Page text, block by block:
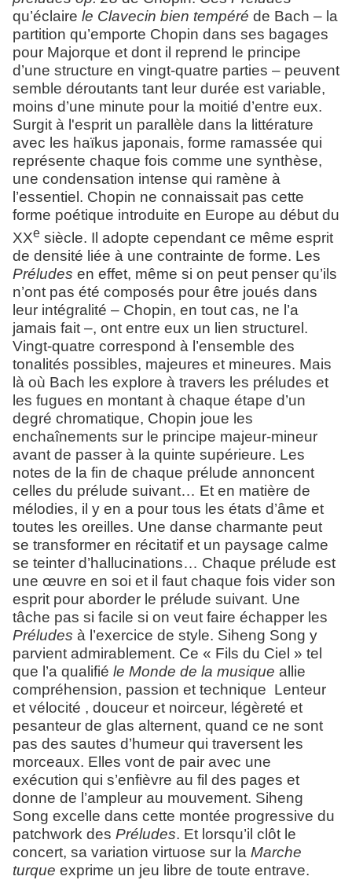
qu’éclaire le Clavecin bien tempéré de Bach – la
partition qu’emporte Chopin dans ses bagages
pour Majorque et dont il reprend le principe
d’une structure en vingt-quatre parties – peuvent
semble déroutants tant leur durée est variable,
moins d’une minute pour la moitié d’entre eux.
Surgit à l'esprit un parallèle dans la littérature
avec les haïkus japonais, forme ramassée qui
représente chaque fois comme une synthèse,
une condensation intense qui ramène à
l’essentiel. Chopin ne connaissait pas cette
forme poétique introduite en Europe au début du
XXe siècle. Il adopte cependant ce même esprit
de densité liée à une contrainte de forme. Les
Préludes en effet, même si on peut penser qu’ils
n’ont pas été composés pour être joués dans
leur intégralité – Chopin, en tout cas, ne l’a
jamais fait –, ont entre eux un lien structurel.
Vingt-quatre correspond à l’ensemble des
tonalités possibles, majeures et mineures. Mais
là où Bach les explore à travers les préludes et
les fugues en montant à chaque étape d’un
degré chromatique, Chopin joue les
enchaînements sur le principe majeur-mineur
avant de passer à la quinte supérieure. Les
notes de la fin de chaque prélude annoncent
celles du prélude suivant… Et en matière de
mélodies, il y en a pour tous les états d’âme et
toutes les oreilles. Une danse charmante peut
se transformer en récitatif et un paysage calme
se teinter d’hallucinations… Chaque prélude est
une œuvre en soi et il faut chaque fois vider son
esprit pour aborder le prélude suivant. Une
tâche pas si facile si on veut faire échapper les
Préludes à l’exercice de style. Siheng Song y
parvient admirablement. Ce « Fils du Ciel » tel
que l’a qualifié le Monde de la musique allie
compréhension, passion et technique Lenteur
et vélocité , douceur et noirceur, légèreté et
pesanteur de glas alternent, quand ce ne sont
pas des sautes d’humeur qui traversent les
morceaux. Elles vont de pair avec une
exécution qui s’enfièvre au fil des pages et
donne de l’ampleur au mouvement. Siheng
Song excelle dans cette montée progressive du
patchwork des Préludes. Et lorsqu’il clôt le
concert, sa variation virtuose sur la Marche
turque exprime un jeu libre de toute entrave.